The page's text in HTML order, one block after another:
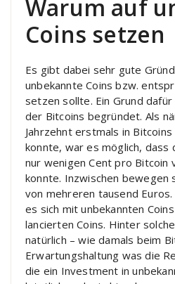
Warum auf
Coins setzen
Es gibt dabei sehr gute
unbekannte Coins bzw.
setzen sollte. Ein Grund
der Bitcoins begründet. Als
Jahrzehnt erstmals in
konnte, war es möglich,
nur wenigen Cent pro Bitcoin
konnte. Inzwischen bewegen
von mehreren tausend
es sich mit unbekannten
lancierten Coins. Hinter
natürlich – wie damals beim
Erwartungshaltung was die
die ein Investment in